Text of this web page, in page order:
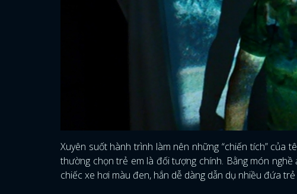
Xuyên suốt hành trình làm nên những “chiến tích” của
thường chọn trẻ em là đối tượng chính. Bằng món
chiếc xe hơi màu đen, hắn dễ dàng dẫn dụ nhiều đứa